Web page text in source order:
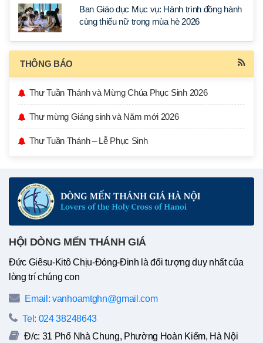
Ban Giáo dục Mục vụ: Hành trình đồng hành
cùng thiếu nữ trong mùa hè 2026
THÔNG BÁO
Thư Tuần Thánh và Mừng Chúa Phục Sinh 2026
Thư mừng Giáng sinh và Năm mới 2026
Thư Tuần Thánh – Lễ Phục Sinh
HỘI DÒNG MẾN THÁNH GIÁ
Đức Giêsu-Kitô Chịu-Đóng-Đinh là đối tượng duy nhất của
lòng trí chúng con
Email: vanhoamtghn@gmail.com
Tel: 024 38248643
Đ/c: 31 Phố Nhà Chung, Phường Hoàn Kiếm, Hà Nội